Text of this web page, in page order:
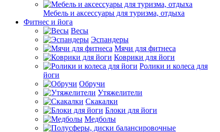
Мебель и аксессуары для туризма, отдыха
Фитнес и йога
Весы
Эспандеры
Мячи для фитнеса
Коврики для йоги
Ролики и колеса для
йоги
Обручи
Утяжелители
Скакалки
Блоки для йоги
Медболы